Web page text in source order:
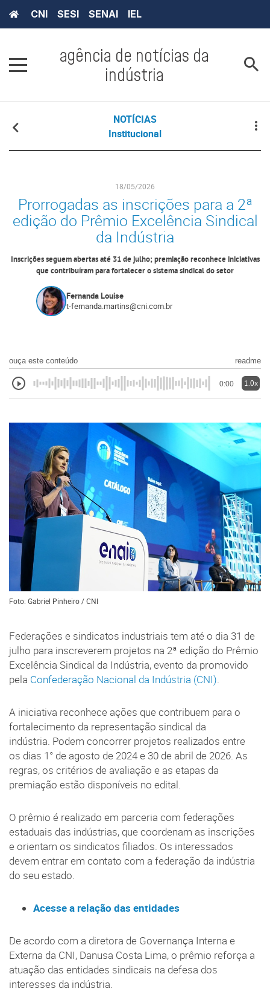
CNI SESI SENAI IEL
agência de notícias da
indústria
NOTÍCIAS
Institucional
18/05/2026
Prorrogadas as inscrições para a 2ª
edição do Prêmio Excelência Sindical
da Indústria
Inscrições seguem abertas até 31 de julho; premiação reconhece iniciativas
que contribuíram para fortalecer o sistema sindical do setor
Fernanda Louise
t-fernanda.martins@cni.com.br
ouça este conteúdo readme
0:00 1.0x
Foto: Gabriel Pinheiro / CNI
Federações e sindicatos industriais tem até o dia 31 de
julho para inscreverem projetos na 2ª edição do Prêmio
Excelência Sindical da Indústria, evento da promovido
pela Confederação Nacional da Indústria (CNI).
A iniciativa reconhece ações que contribuem para o
fortalecimento da representação sindical da
indústria. Podem concorrer projetos realizados entre
os dias 1° de agosto de 2024 e 30 de abril de 2026. As
regras, os critérios de avaliação e as etapas da
premiação estão disponíveis no edital.
O prêmio é realizado em parceria com federações
estaduais das indústrias, que coordenam as inscrições
e orientam os sindicatos filiados. Os interessados
devem entrar em contato com a federação da indústria
do seu estado.
Acesse a relação das entidades
De acordo com a diretora de Governança Interna e
Externa da CNI, Danusa Costa Lima, o prêmio reforça a
atuação das entidades sindicais na defesa dos
interesses da indústria.